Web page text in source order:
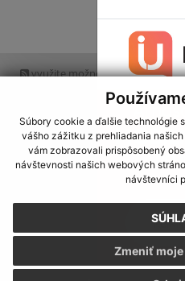
Súbory cookie a ďalšie technológie
vášho zážitku z prehliadania
vám zobrazovali prispôsobený
návštevnosti našich webových
návštevníci
Zmeniť
využite možnosť získavania
CMS systém (redakčný) systém
webex.digital, s.r.o.
spoločnosť webex.digital,
Posledná
Vytlačiť stránku|
webdesign